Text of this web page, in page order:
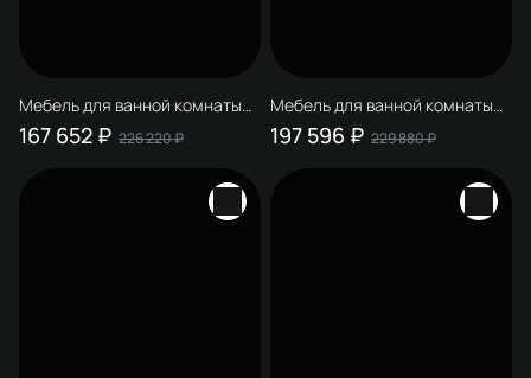
Мебель для ванной комнаты
STWORKI Левангер 120 белая
матовая, 2 тумбы
167 652 ₽ 226 220 ₽
Мебель для ванной комнаты
STWORKI Левангер 100 белая
матовая, 2 тумбы
197 596 ₽ 229 880 ₽